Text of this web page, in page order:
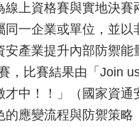
線上資格賽與實地決賽
同一企業或單位，並以
安產業提升內部防禦能
，比賽結果由「Join
才中！！」（國家資通
的應變流程與防禦策略